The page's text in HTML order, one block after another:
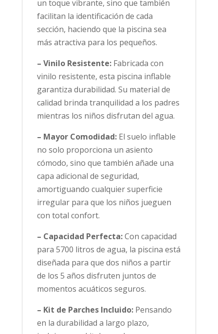
un toque vibrante, sino que también
facilitan la identificación de cada
sección, haciendo que la piscina sea
más atractiva para los pequeños.
– Vinilo Resistente:Fabricada con
vinilo resistente, esta piscina inflable
garantiza durabilidad. Su material de
calidad brinda tranquilidad a los padres
mientras los niños disfrutan del agua.
– Mayor Comodidad: El suelo inflable
no solo proporciona un asiento
cómodo, sino que también añade una
capa adicional de seguridad,
amortiguando cualquier superficie
irregular para que los niños jueguen
con total confort.
– Capacidad Perfecta:Con capacidad
para 5700 litros de agua, la piscina está
diseñada para que dos niños a partir
de los 5 años disfruten juntos de
momentos acuáticos seguros.
– Kit de Parches Incluido: Pensando
en la durabilidad a largo plazo,